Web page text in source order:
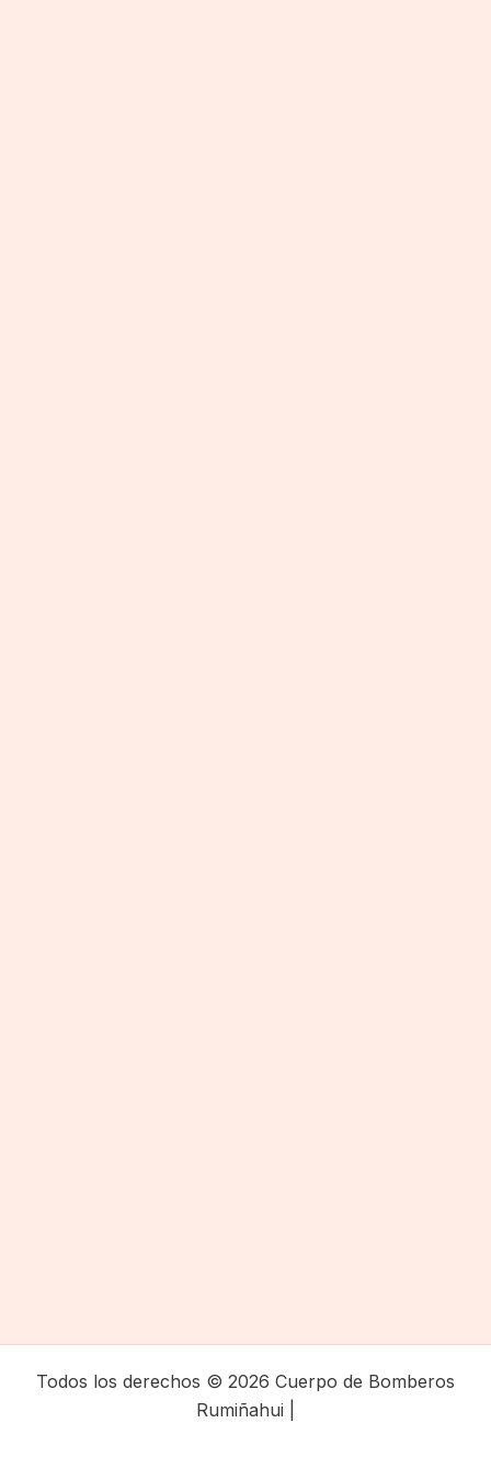
Todos los derechos © 2026 Cuerpo de Bomberos
Rumiñahui |